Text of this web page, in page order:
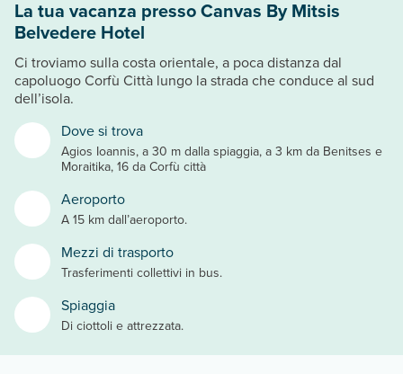
Dove si trova
Agios Ioannis, a 30 m dalla spiaggia, a 3 km da Benitses e
Moraitika, 16 da Corfù città
Aeroporto
A 15 km dall’aeroporto.
Mezzi di trasporto
Trasferimenti collettivi in bus.
Spiaggia
Di ciottoli e attrezzata.
La tua vacanza presso Canvas By Mitsis
Belvedere Hotel
Ci troviamo sulla costa orientale, a poca distanza dal
capoluogo Corfù Città lungo la strada che conduce al sud
dell’isola.